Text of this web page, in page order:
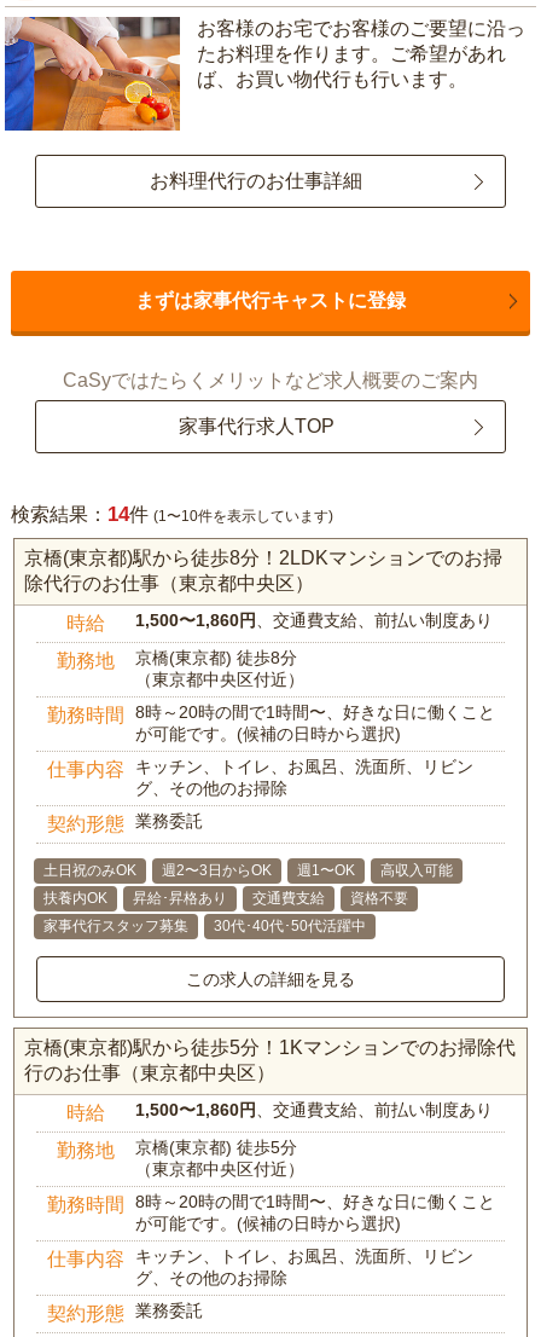
お客様のお宅でお客様のご要望に沿っ
たお料理を作ります。ご希望があれ
ば、お買い物代行も行います。
お料理代行のお仕事詳細
まずは家事代行キャストに登録
CaSyではたらくメリットなど求人概要のご案内
家事代行求人TOP
検索結果： 14件 (1〜10件を表示しています)
京橋(東京都)駅から徒歩8分！2LDKマンションでのお掃
除代行のお仕事（東京都中央区）
時給 1,500〜1,860円 、交通費支給、前払い制度あり
勤務地
京橋(東京都) 徒歩8分
（東京都中央区付近）
勤務時間
8時～20時の間で1時間〜、好きな日に働くこと
が可能です。(候補の日時から選択)
仕事内容
キッチン、トイレ、お風呂、洗面所、リビン
グ、その他のお掃除
契約形態 業務委託
土日祝のみOK 週2〜3日からOK 週1〜OK
高収入可能
扶養内OK
昇給･昇格あり 交通費支給
資格不要
家事代行スタッフ募集
30代･40代･50代活躍中
この求人の詳細を見る
京橋(東京都)駅から徒歩5分！1Kマンションでのお掃除代
行のお仕事（東京都中央区）
時給 1,500〜1,860円 、交通費支給、前払い制度あり
勤務地
京橋(東京都) 徒歩5分
（東京都中央区付近）
勤務時間
8時～20時の間で1時間〜、好きな日に働くこと
が可能です。(候補の日時から選択)
仕事内容
キッチン、トイレ、お風呂、洗面所、リビン
グ、その他のお掃除
契約形態 業務委託